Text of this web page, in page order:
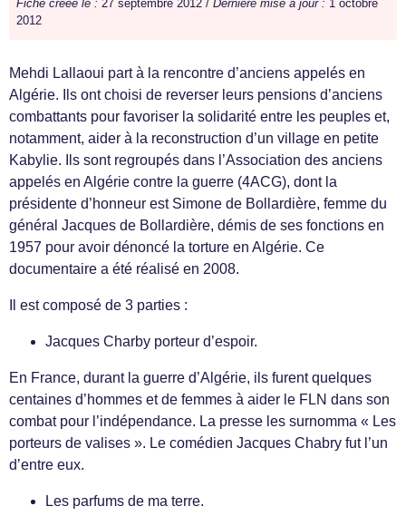
Fiche créée le : 27 septembre 2012 / Dernière mise à jour : 1 octobre
2012
Mehdi Lallaoui part à la rencontre d’anciens appelés en
Algérie. Ils ont choisi de reverser leurs pensions d’anciens
combattants pour favoriser la solidarité entre les peuples et,
notamment, aider à la reconstruction d’un village en petite
Kabylie. Ils sont regroupés dans l’Association des anciens
appelés en Algérie contre la guerre (4ACG), dont la
présidente d’honneur est Simone de Bollardière, femme du
général Jacques de Bollardière, démis de ses fonctions en
1957 pour avoir dénoncé la torture en Algérie. Ce
documentaire a été réalisé en 2008.
Il est composé de 3 parties :
Jacques Charby porteur d’espoir.
En France, durant la guerre d’Algérie, ils furent quelques
centaines d’hommes et de femmes à aider le FLN dans son
combat pour l’indépendance. La presse les surnomma « Les
porteurs de valises ». Le comédien Jacques Chabry fut l’un
d’entre eux.
Les parfums de ma terre.